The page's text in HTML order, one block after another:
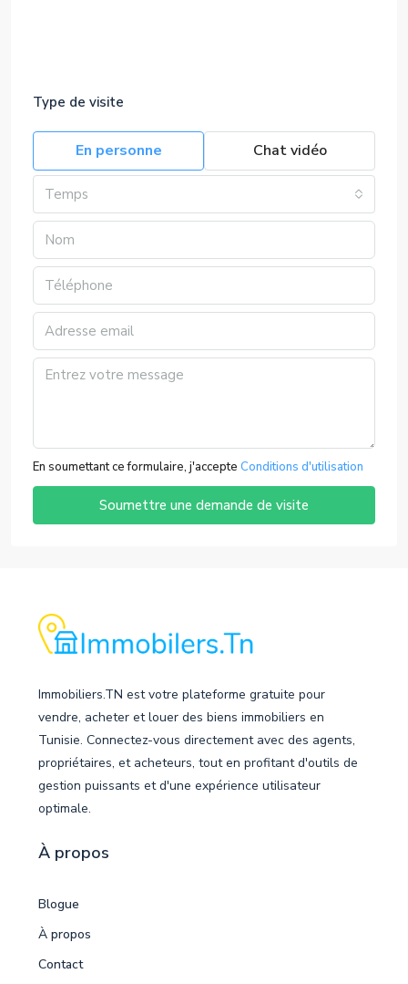
Type de visite
En personne Chat vidéo
Temps
En soumettant ce formulaire, j'accepte Conditions d'utilisation
Soumettre une demande de visite
Immobiliers.TN est votre plateforme gratuite pour
vendre, acheter et louer des biens immobiliers en
Tunisie. Connectez-vous directement avec des agents,
propriétaires, et acheteurs, tout en profitant d'outils de
gestion puissants et d'une expérience utilisateur
optimale.
À propos
Blogue
À propos
Contact